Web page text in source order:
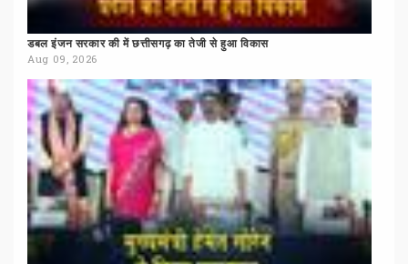
डबल इंजन सरकार की में छत्तीसगढ़ का तेजी से हुआ विकास
Aug 09, 2026